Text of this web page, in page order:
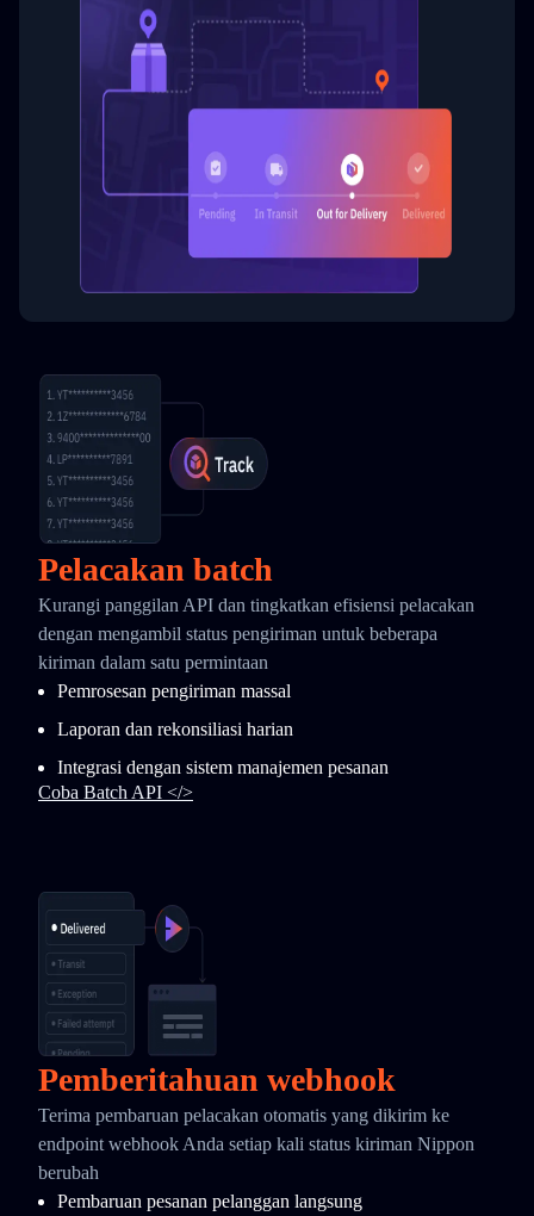
Pelacakan batch
Kurangi panggilan API dan tingkatkan efisiensi pelacakan
dengan mengambil status pengiriman untuk beberapa
kiriman dalam satu permintaan
Pemrosesan pengiriman massal
Laporan dan rekonsiliasi harian
Integrasi dengan sistem manajemen pesanan
Coba Batch API </>
Pemberitahuan webhook
Terima pembaruan pelacakan otomatis yang dikirim ke
endpoint webhook Anda setiap kali status kiriman Nippon
berubah
Pembaruan pesanan pelanggan langsung